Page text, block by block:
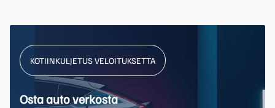
KOTIINKULJETUS VELOITUKSETTA
Osta auto verkosta